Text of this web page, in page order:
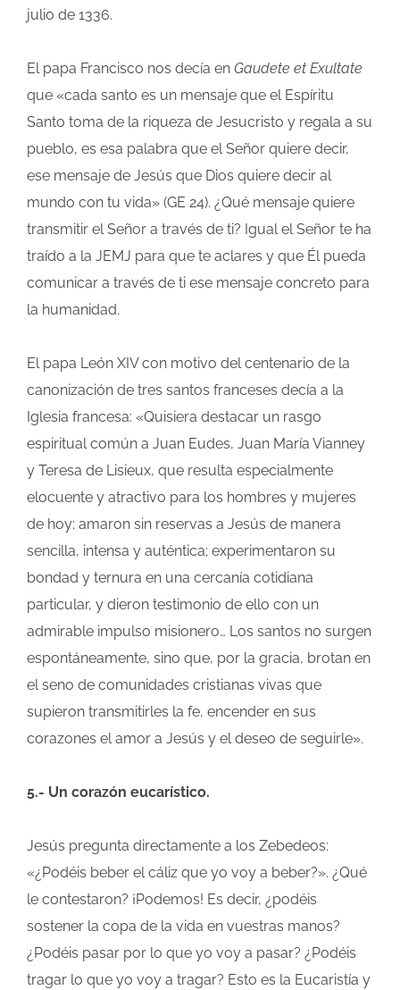
julio de 1336.
El papa Francisco nos decía en Gaudete et Exultate
que «cada santo es un mensaje que el Espíritu
Santo toma de la riqueza de Jesucristo y regala a su
pueblo, es esa palabra que el Señor quiere decir,
ese mensaje de Jesús que Dios quiere decir al
mundo con tu vida» (GE 24). ¿Qué mensaje quiere
transmitir el Señor a través de ti? Igual el Señor te ha
traído a la JEMJ para que te aclares y que Él pueda
comunicar a través de ti ese mensaje concreto para
la humanidad.
El papa León XIV con motivo del centenario de la
canonización de tres santos franceses decía a la
Iglesia francesa: «Quisiera destacar un rasgo
espiritual común a Juan Eudes, Juan María Vianney
y Teresa de Lisieux, que resulta especialmente
elocuente y atractivo para los hombres y mujeres
de hoy: amaron sin reservas a Jesús de manera
sencilla, intensa y auténtica; experimentaron su
bondad y ternura en una cercanía cotidiana
particular, y dieron testimonio de ello con un
admirable impulso misionero… Los santos no surgen
espontáneamente, sino que, por la gracia, brotan en
el seno de comunidades cristianas vivas que
supieron transmitirles la fe, encender en sus
corazones el amor a Jesús y el deseo de seguirle».
5.- Un corazón eucarístico.
Jesús pregunta directamente a los Zebedeos:
«¿Podéis beber el cáliz que yo voy a beber?». ¿Qué
le contestaron? ¡Podemos! Es decir, ¿podéis
sostener la copa de la vida en vuestras manos?
¿Podéis pasar por lo que yo voy a pasar? ¿Podéis
tragar lo que yo voy a tragar? Esto es la Eucaristía y